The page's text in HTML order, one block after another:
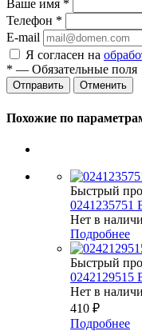
Ваше имя *
Телефон *
E-mail
Я согласен на
* — Обязательные поля
Отменить
Похожие по
Быстрый
0241235751
Нет в
Подробнее
Быстрый
0242129515
Нет в
410 ₽
Подробнее